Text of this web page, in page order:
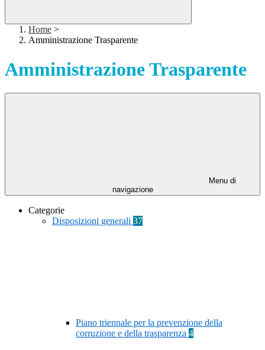
Home >
Amministrazione Trasparente
Amministrazione Trasparente
Menu di
navigazione
Categorie
Disposizioni generali 37
Piano triennale per la prevenzione della
corruzione e della trasparenza 4